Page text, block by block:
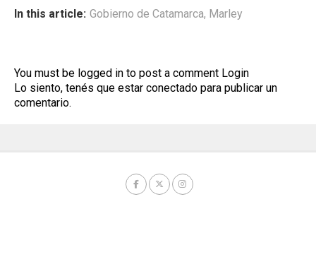
In this article: Gobierno de Catamarca, Marley
You must be logged in to post a comment Login
Lo siento, tenés que estar conectado para publicar un
comentario.